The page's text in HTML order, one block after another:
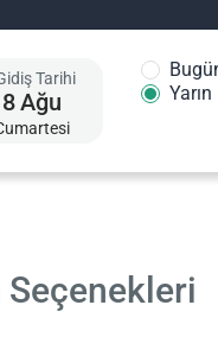
Tarihi
8Ağu
Yarın
Seçenekleri